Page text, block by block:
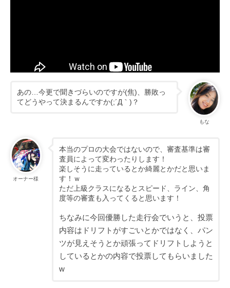
もな
あの…今更で聞きづらいのですが(焦)、勝敗っ
てどうやって決まるんですか(;´Д｀)？
オーナー様
本当のプロの大会ではないので、審査基準は審
査員によって変わったりします！
楽しそうに走っているとか綺麗とかだと思いま
す！ｗ
ただ上級クラスになるとスピード、ライン、角
度等の審査も入ってくると思います！
ちなみに今回優勝した走行会でいうと、投票
内容はドリフトがすごいとかではなく、パン
ツが見えそうとか頑張ってドリフトしようと
しているとかの内容で投票してもらいました
w